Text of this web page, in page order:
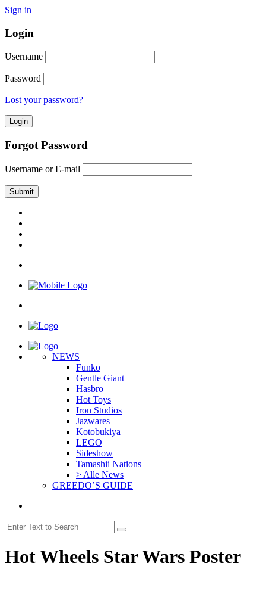
Sign in
Login
Username
Password
Lost your password?
Forgot Password
Username or E-mail
NEWS
Funko
Gentle Giant
Hasbro
Hot Toys
Iron Studios
Jazwares
Kotobukiya
LEGO
Sideshow
Tamashii Nations
> Alle News
GREEDO’S GUIDE
Hot Wheels Star Wars Poster